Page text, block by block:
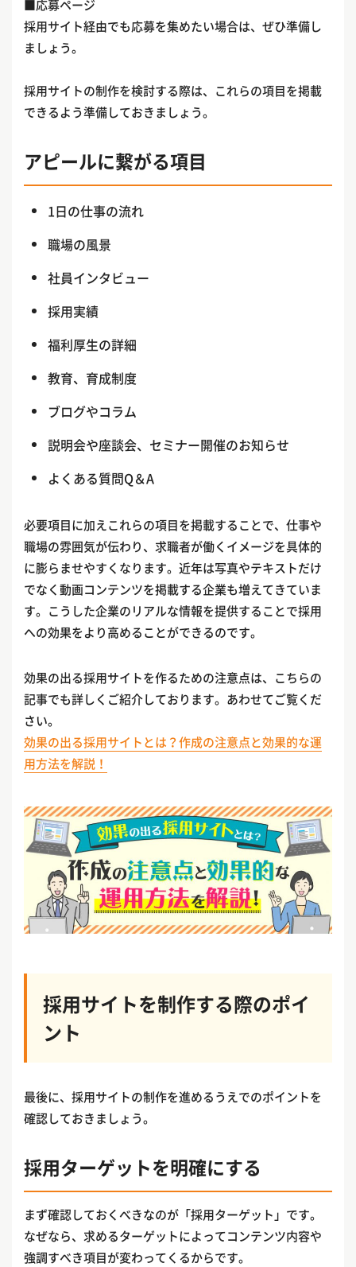
■応募ページ
採用サイト経由でも応募を集めたい場合は、ぜひ準備し
ましょう。
採用サイトの制作を検討する際は、これらの項目を掲載
できるよう準備しておきましょう。
アピールに繋がる項目
1日の仕事の流れ
職場の風景
社員インタビュー
採用実績
福利厚生の詳細
教育、育成制度
ブログやコラム
説明会や座談会、セミナー開催のお知らせ
よくある質問Q＆A
必要項目に加えこれらの項目を掲載することで、仕事や
職場の雰囲気が伝わり、求職者が働くイメージを具体的
に膨らませやすくなります。近年は写真やテキストだけ
でなく動画コンテンツを掲載する企業も増えてきていま
す。こうした企業のリアルな情報を提供することで採用
への効果をより高めることができるのです。
効果の出る採用サイトを作るための注意点は、こちらの
記事でも詳しくご紹介しております。あわせてご覧くだ
さい。
効果の出る採用サイトとは？作成の注意点と効果的な運
用方法を解説！
採用サイトを制作する際のポイ
ント
最後に、採用サイトの制作を進めるうえでのポイントを
確認しておきましょう。
採用ターゲットを明確にする
まず確認しておくべきなのが「採用ターゲット」です。
なぜなら、求めるターゲットによってコンテンツ内容や
強調すべき項目が変わってくるからです。